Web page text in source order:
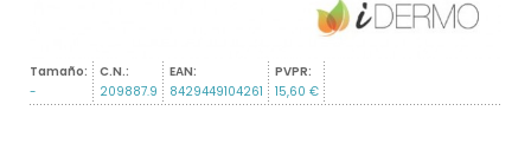
Tamaño:
-
C.N.:
209887.9
EAN:
8429449104261
PVPR:
15,60 €